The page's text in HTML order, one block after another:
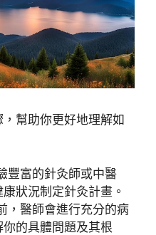
幫助你更好地理解如
豐富的針灸師或中醫
狀況制定針灸計畫。
，醫師會進行充分的病
的具體問題及其根